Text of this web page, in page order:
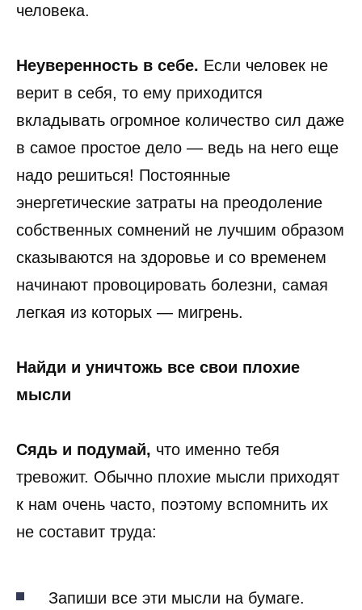
человека.
Неуверенность в себе. Если человек не
верит в себя, то ему приходится
вкладывать огромное количество сил даже
в самое простое дело — ведь на него еще
надо решиться! Постоянные
энергетические затраты на преодоление
собственных сомнений не лучшим образом
сказываются на здоровье и со временем
начинают провоцировать болезни, самая
легкая из которых — мигрень.
Найди и уничтожь все свои плохие
мысли
Сядь и подумай, что именно тебя
тревожит. Обычно плохие мысли приходят
к нам очень часто, поэтому вспомнить их
не составит труда:
Запиши все эти мысли на бумаге.